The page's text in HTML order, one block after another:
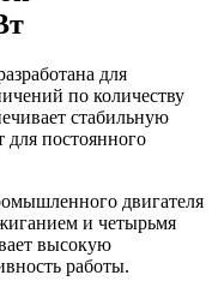
для
по количеству
стабильную
для постоянного
двигателя
и четырьмя
высокую
работы.